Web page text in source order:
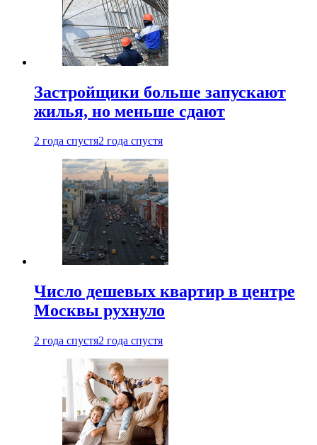
Застройщики больше запускают
жилья, но меньше сдают
2 года спустя2 года спустя
Число дешевых квартир в центре
Москвы рухнуло
2 года спустя2 года спустя